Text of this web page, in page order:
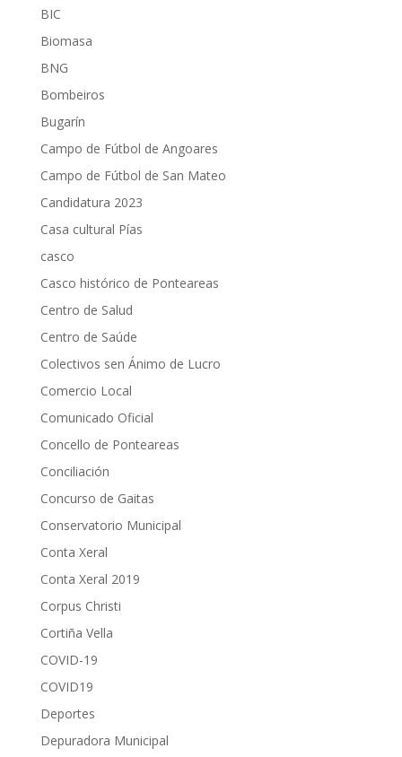
BIC
Biomasa
BNG
Bombeiros
Bugarín
Campo de Fútbol de Angoares
Campo de Fútbol de San Mateo
Candidatura 2023
Casa cultural Pías
casco
Casco histórico de Ponteareas
Centro de Salud
Centro de Saúde
Colectivos sen Ánimo de Lucro
Comercio Local
Comunicado Oficial
Concello de Ponteareas
Conciliación
Concurso de Gaitas
Conservatorio Municipal
Conta Xeral
Conta Xeral 2019
Corpus Christi
Cortiña Vella
COVID-19
COVID19
Deportes
Depuradora Municipal